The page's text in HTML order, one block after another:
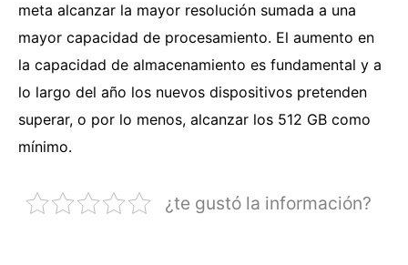
meta alcanzar la mayor resolución sumada a una
mayor capacidad de procesamiento. El aumento en
la capacidad de almacenamiento es fundamental y a
lo largo del año los nuevos dispositivos pretenden
superar, o por lo menos, alcanzar los 512 GB como
mínimo.
¿te gustó la información?